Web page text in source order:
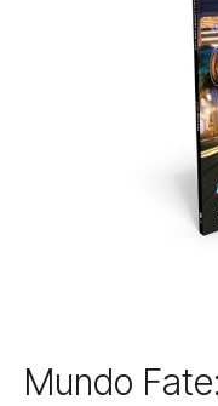
Saltar
al
Mundo